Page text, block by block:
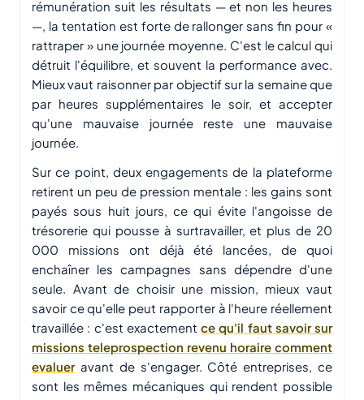
rémunération suit les résultats — et non les heures
—, la tentation est forte de rallonger sans fin pour «
rattraper » une journée moyenne. C'est le calcul qui
détruit l'équilibre, et souvent la performance avec.
Mieux vaut raisonner par objectif sur la semaine que
par heures supplémentaires le soir, et accepter
qu'une mauvaise journée reste une mauvaise
journée.
Sur ce point, deux engagements de la plateforme
retirent un peu de pression mentale : les gains sont
payés sous huit jours, ce qui évite l'angoisse de
trésorerie qui pousse à surtravailler, et plus de 20
000 missions ont déjà été lancées, de quoi
enchaîner les campagnes sans dépendre d'une
seule. Avant de choisir une mission, mieux vaut
savoir ce qu'elle peut rapporter à l'heure réellement
travaillée : c'est exactement ce qu'il faut savoir sur
missions teleprospection revenu horaire comment
evalueravant de s'engager. Côté entreprises, ce
sont les mêmes mécaniques qui rendent possible